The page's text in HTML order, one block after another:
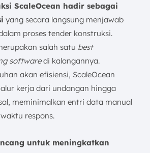
ScaleOcean hadir sebagai
yang secara langsung menjawab
proses tender konstruksi.
salah satu best
softwaredi kalangannya.
akan efisiensi, ScaleOcean
kerja dari undangan hingga
meminimalkan entri data manual
respons.
untuk meningkatkan